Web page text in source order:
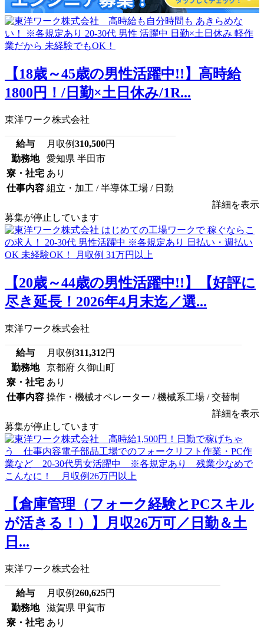
【18歳～45歳の男性活躍中!!】高時給
1800円！/日勤×土日休み/1R...
東洋ワーク株式会社
給与 月収例310,500円
勤務地
愛知県 半田市
寮・社宅 あり
仕事内容 組立・加工 / 半導体工場 / 日勤
詳細を表示
募集が停止しています
【20歳～44歳の男性活躍中!!】【好評に
尽き延長！2026年4月末迄／選...
東洋ワーク株式会社
給与 月収例311,312円
勤務地
京都府 久御山町
寮・社宅 あり
仕事内容 操作・機械オペレーター / 機械系工場 / 交替制
詳細を表示
募集が停止しています
【倉庫管理（フォーク経験とPCスキル
が活きる！）】月収26万可／日勤＆土
日...
東洋ワーク株式会社
給与 月収例260,625円
勤務地
滋賀県 甲賀市
寮・社宅 あり